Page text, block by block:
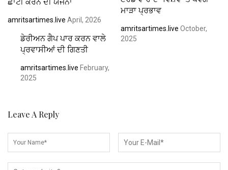
ਮਾੜਾ ਪ੍ਰਭਾਵ
amritsartimes.live October,
2025
amritsartimes.live April, 2026
ਡੇਰੀਅਨ ਗੈਪ ਪਾਰ ਕਰਨ ਵਾਲੇ
ਪ੍ਰਵਾਸੀਆਂ ਦੀ ਗਿਣਤੀ
amritsartimes.live February,
2025
Leave A Reply